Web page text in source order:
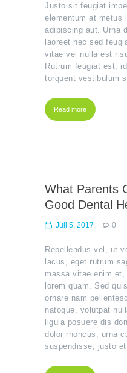
Justo sit feugiat
elementum at metus
adipiscing aut. Urna
laoreet nec sed
vitae vel nulla est
Rutrum feugiat est,
torquent vestibulum
Read more
What Parents
Good Dental
Juli 5, 2017 0
Repellendus vel, ut
lacus, eget rutrum
massa vitae enim et,
lorem quam. Sed
ornare nam
natoque, volutpat
ligula posuere dis
dolor rhoncus, urna
suspendisse, justo